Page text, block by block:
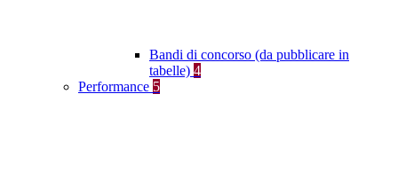
Bandi di concorso (da pubblicare in
tabelle) 4
Performance 5